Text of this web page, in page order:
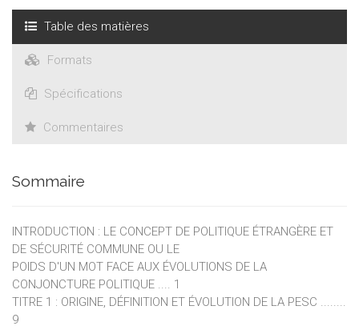
Table des matières
Formats
Spécifications
Commentaires
Sommaire
INTRODUCTION : LE CONCEPT DE POLITIQUE ÉTRANGÈRE ET
DE SÉCURITÉ COMMUNE OU LE
POIDS D'UN MOT FACE AUX ÉVOLUTIONS DE LA
CONJONCTURE POLITIQUE .... 1
TITRE 1 : ORIGINE, DÉFINITION ET ÉVOLUTION DE LA PESC ........
9